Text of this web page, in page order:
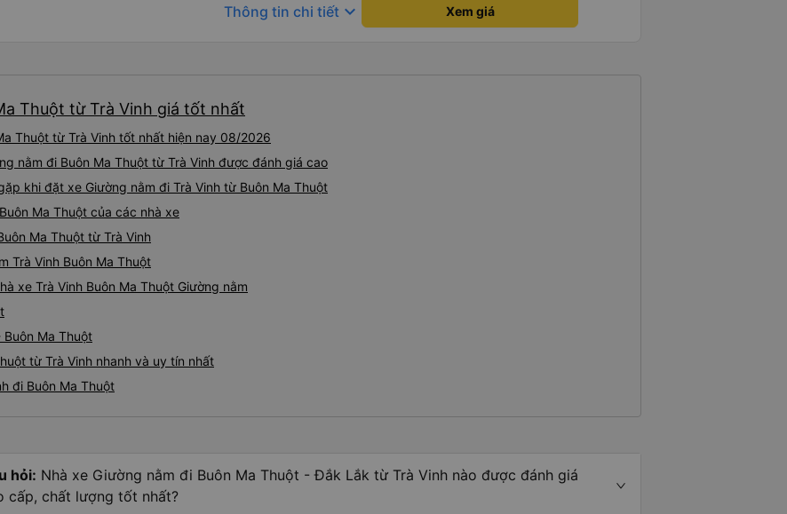
Thông tin chi tiết keyboard_arrow_down Xem giá
Thuột từ Trà Vinh giá tốt nhất
Thuột từ Trà Vinh tốt nhất hiện nay 08/2026
nằm đi Buôn Ma Thuột từ Trà Vinh được đánh giá cao
khi đặt xe Giường nằm đi Trà Vinh từ Buôn Ma Thuột
Ma Thuột của các nhà xe
Ma Thuột từ Trà Vinh
Trà Vinh Buôn Ma Thuột
xe Trà Vinh Buôn Ma Thuột Giường nằm
Ma Thuột
từ Trà Vinh nhanh và uy tín nhất
đi Buôn Ma Thuột
hỏi: Nhà xe Giường nằm đi Buôn Ma Thuột - Đắk Lắk từ Trà Vinh nào được đánh giá
cấp, chất lượng tốt nhất?